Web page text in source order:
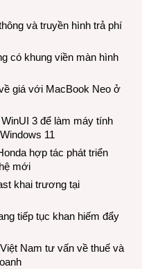
và truyền hình trả phí
có khung viền màn hình
giá với MacBook Neo ở
3 để làm máy tính
11
hợp tác phát triển
mới
khai trương tại
tiếp tục khan hiếm đẩy
Nam tư vấn về thuế và